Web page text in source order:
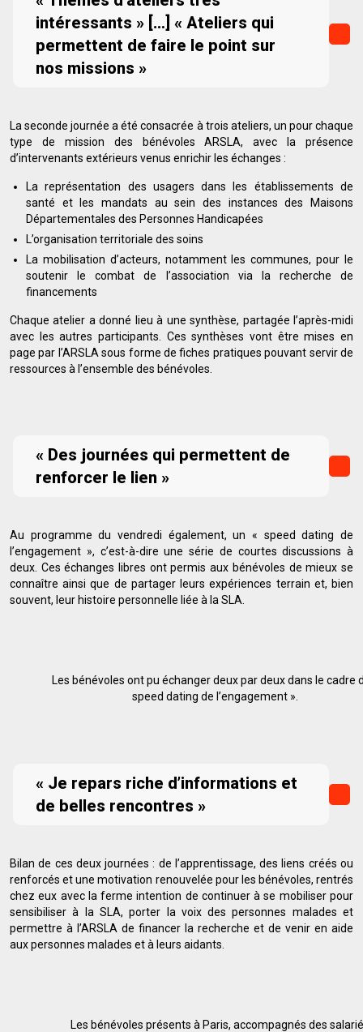
intéressants » […] « Ateliers qui
permettent de faire le point sur
nos missions »
La seconde journée a été consacrée à trois ateliers, un pour chaque
type de mission des bénévoles ARSLA, avec la présence
d’intervenants extérieurs venus enrichir les échanges :
La représentation des usagers dans les établissements de
santé et les mandats au sein des instances des Maisons
Départementales des Personnes Handicapées
L’organisation territoriale des soins
La mobilisation d’acteurs, notamment les communes, pour le
soutenir le combat de l’association via la recherche de
financements
Chaque atelier a donné lieu à une synthèse, partagée l’après-midi
avec les autres participants. Ces synthèses vont être mises en
page par l’ARSLA sous forme de fiches pratiques pouvant servir de
ressources à l’ensemble des bénévoles.
« Des journées qui permettent de
renforcer le lien »
Au programme du vendredi également, un « speed dating de
l’engagement », c’est-à-dire une série de courtes discussions à
deux. Ces échanges libres ont permis aux bénévoles de mieux se
connaître ainsi que de partager leurs expériences terrain et, bien
souvent, leur histoire personnelle liée à la SLA.
Les bénévoles ont pu échanger deux par deux dans le cadre
speed dating de l’engagement ».
« Je repars riche d’informations et
de belles rencontres »
Bilan de ces deux journées : de l’apprentissage, des liens créés ou
renforcés et une motivation renouvelée pour les bénévoles, rentrés
chez eux avec la ferme intention de continuer à se mobiliser pour
sensibiliser à la SLA, porter la voix des personnes malades et
permettre à l’ARSLA de financer la recherche et de venir en aide
aux personnes malades et à leurs aidants.
Les bénévoles présents à Paris, accompagnés des